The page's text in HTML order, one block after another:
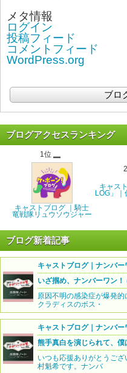
メタ情報
ログイン
投稿フィード
コメントフィード
WordPress.org
ブロ
ブログアクセスランキング
1位
キャストブログ ｜騎士
竜戦隊リュウソウジャー
キャス
LOG」｜
ブログ新着記事
キャストブログ｜ナンバ
いざ掴め、ナンバーワン
原因不明の感染症が爆発
クラディスのボス・
キャストブログ｜ナンバ
熊手真白を演じられて、僕
いつも応援ありがとうご
村魁希です。ナンバ